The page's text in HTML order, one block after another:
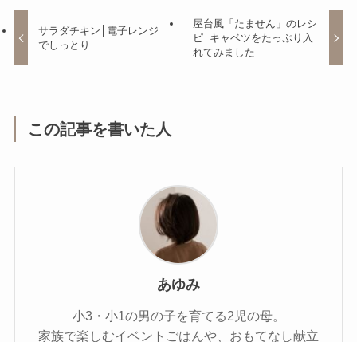
サラダチキン│電子レンジ
でしっとり
屋台風「たません」のレシ
ピ│キャベツをたっぷり入
れてみました
この記事を書いた人
あゆみ
小3・小1の男の子を育てる2児の母。
家族で楽しむイベントごはんや、おもてなし献立